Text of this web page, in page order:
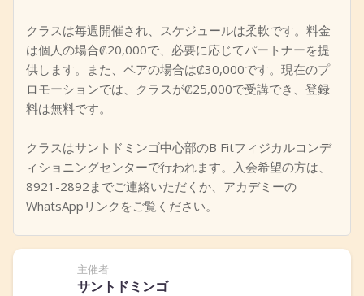
クラスは毎週開催され、スケジュールは柔軟です。料金
は個人の場合₡20,000で、必要に応じてパートナーを提
供します。また、ペアの場合は₡30,000です。現在のプ
ロモーションでは、クラスが₡25,000で受講でき、登録
料は無料です。
クラスはサントドミンゴ中心部のB Fitフィジカルコンデ
ィショニングセンターで行われます。入会希望の方は、
8921-2892までご連絡いただくか、アカデミーの
WhatsAppリンクをご覧ください。
主催者
サントドミンゴ